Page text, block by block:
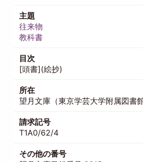
主題
往来物
教科書
目次
[頭書](絵抄)
所在
望月文庫（東京学芸大学附属図書館
請求記号
T1A0/62/4
その他の番号